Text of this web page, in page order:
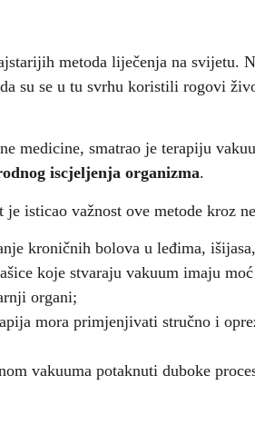
metoda liječenja na svijetu.
su se u tu svrhu koristili rogovi
medicine, smatrao je terapiju
iscjeljenja organizma.
isticao važnost ove metode kroz
kroničnih bolova u leđima,
koje stvaraju vakuum imaju
organi;
mora primjenjivati stručno i
vakuuma potaknuti duboke